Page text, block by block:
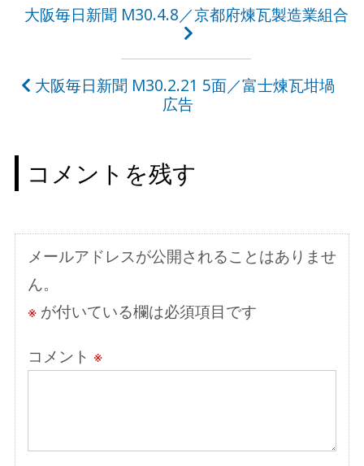
投
ナ
ー
シ
ョ
ン
大阪毎日新聞 M30.4.8／京都府煉瓦製造業組合
大阪毎日新聞 M30.2.21 5面／富士煉瓦坩堝
広告
コメントを残す
メールアドレスが公開されることはありませ
ん。
※が付いている欄は必須項目です
コメント ※